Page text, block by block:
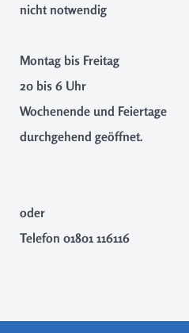
nicht notwendig
Montag bis Freitag
20 bis 6 Uhr
Wochenende und Feiertage
durchgehend geöffnet.
oder
Telefon 01801 116116